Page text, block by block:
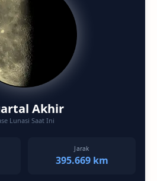
Akhir
Lunasi Saat Ini
Jarak
395.669 km